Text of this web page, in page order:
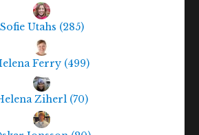
Sofie Utahs (285)
Ferry (499)
Ziherl (70)